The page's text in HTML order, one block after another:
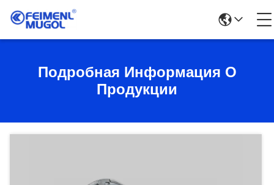
Подробная Информация О
Продукции